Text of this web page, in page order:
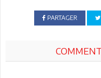
PARTAGER